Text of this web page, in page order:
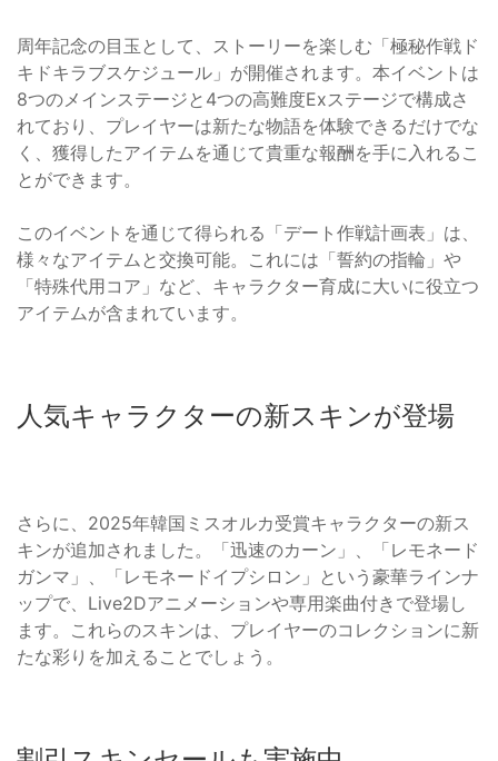
周年記念の目玉として、ストーリーを楽しむ「極秘作戦ド
キドキラブスケジュール」が開催されます。本イベントは
8つのメインステージと4つの高難度Exステージで構成さ
れており、プレイヤーは新たな物語を体験できるだけでな
く、獲得したアイテムを通じて貴重な報酬を手に入れるこ
とができます。
このイベントを通じて得られる「デート作戦計画表」は、
様々なアイテムと交換可能。これには「誓約の指輪」や
「特殊代用コア」など、キャラクター育成に大いに役立つ
アイテムが含まれています。
人気キャラクターの新スキンが登場
さらに、2025年韓国ミスオルカ受賞キャラクターの新ス
キンが追加されました。「迅速のカーン」、「レモネード
ガンマ」、「レモネードイプシロン」という豪華ラインナ
ップで、Live2Dアニメーションや専用楽曲付きで登場し
ます。これらのスキンは、プレイヤーのコレクションに新
たな彩りを加えることでしょう。